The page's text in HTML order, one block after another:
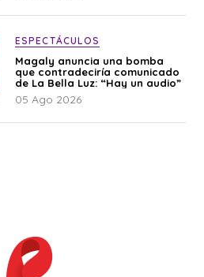
ESPECTÁCULOS
Magaly anuncia una bomba
que contradeciría comunicado
de La Bella Luz: “Hay un audio”
05 Ago 2026